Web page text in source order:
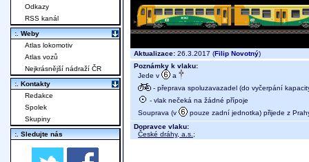
Aktualizace: 26.3.2017 (Filip Novotný)
Poznámky k vlaku:
Jede v
a
- přeprava spoluzavazadel (do vyčerpání
- vlak nečeká na žádné přípoje
Souprava (v
pouze zadní jednotka) přijede z
Dopravce vlaku:
České dráhy, a.s. ;
Odkazy
RSS kanál
:. Weby
Atlas lokomotiv
Atlas vozů
Nejkrásnější nádraží ČR
:. Kontakty
Redakce
Spolek
Skupiny
:. Sledujte nás